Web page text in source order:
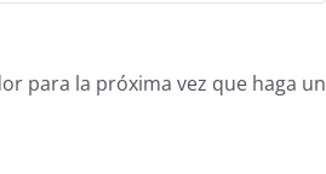
para la próxima vez que haga un